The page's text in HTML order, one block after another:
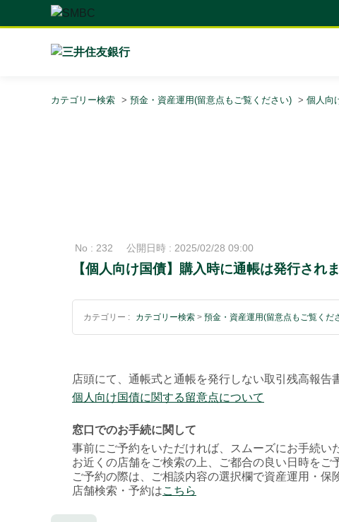
カテゴリー検索 > 預金・資産運用(留意点もご覧ください) > 個人向
No : 232 公開日時 : 2025/02/28 09:00
【個人向け国債】購入時に通帳は発行され
カテゴリー : カテゴリー検索 > 預金・資産運用(留意点もご覧くだ
店頭にて、通帳式と通帳を発行しない取引残高報告
個人向け国債に関する留意点について
窓口でのお手続に関して
事前にご予約をいただければ、スムーズにお手続い
お近くの店舗をご検索の上、ご都合の良い日時をご
ご予約の際は、ご相談内容の選択欄で資産運用・保
店舗検索・予約はこちら